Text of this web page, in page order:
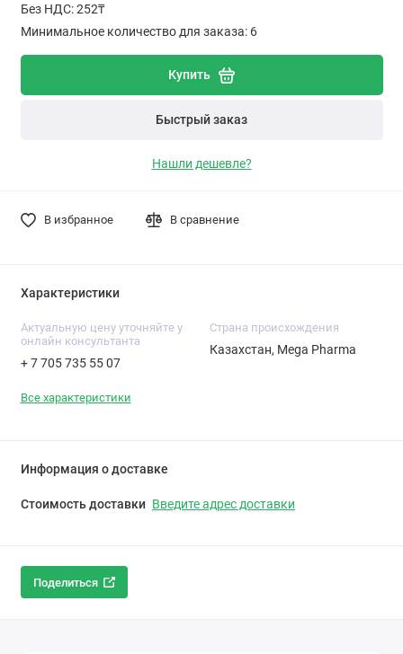
Без НДС: 252₸
Минимальное количество для заказа: 6
Купить
Быстрый заказ
Нашли дешевле?
В избранное В сравнение
Характеристики
Актуальную цену уточняйте у
онлайн консультанта
+ 7 705 735 55 07
Cтрана происхождения
Казахстан, Mega Pharma
Все характеристики
Информация о доставке
Стоимость доставки Введите адрес доставки
Поделиться